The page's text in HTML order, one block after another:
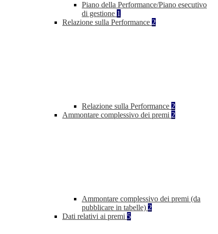
Piano della Performance/Piano esecutivo
di gestione 1
Relazione sulla Performance 2
Relazione sulla Performance 2
Ammontare complessivo dei premi 2
Ammontare complessivo dei premi (da
pubblicare in tabelle) 2
Dati relativi ai premi 5